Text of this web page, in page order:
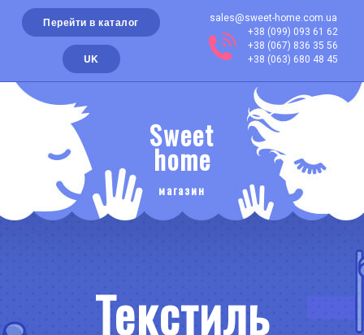
Перейти в каталог
UK
sales@sweet-home.com.ua
+38 (099) 093 61 62
+38 (067) 836 35 56
+38 (063) 680 48 45
Sweet
home
магазин
Текстиль